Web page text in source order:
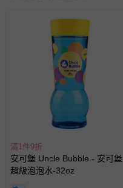
材質：採用環保安全、輕質
SGS EN71規格檢驗。
您所購買的商品享有7
並非試用期，您所退回
包含完整包裝、配件、
如需退換貨，請於收到
退貨，您可至『查詢訂
並點選『我要退貨』即
至媽咪愛LINE@客服ID:
滿1件9折
安可堡 Uncle Bubble - 安可堡
超級泡泡水-32oz